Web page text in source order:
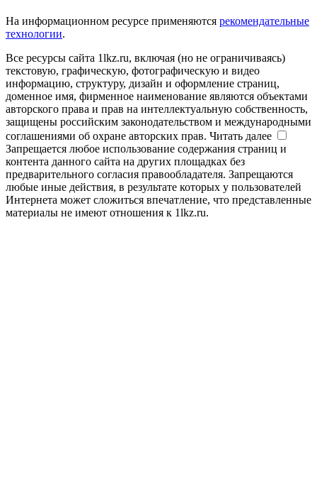
На информационном ресурсе применяются рекомендательные
технологии.
Все ресурсы сайта 1lkz.ru, включая (но не ограничиваясь)
текстовую, графическую, фотографическую и видео
информацию, структуру, дизайн и оформление страниц,
доменное имя, фирменное наименование являются объектами
авторского права и прав на интеллектуальную собственность,
защищены российским законодательством и международными
соглашениями об охране авторских прав. Читать далее
Запрещается любое использование содержания страниц и
контента данного сайта на других площадках без
предварительного согласия правообладателя. Запрещаются
любые иные действия, в результате которых у пользователей
Интернета может сложиться впечатление, что представленные
материалы не имеют отношения к 1lkz.ru.